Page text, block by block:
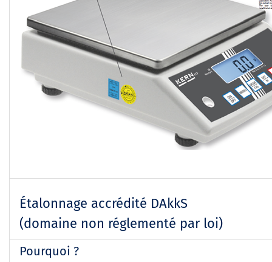
Étalonnage accrédité DAkkS
(domaine non réglementé par loi)
Pourquoi ?